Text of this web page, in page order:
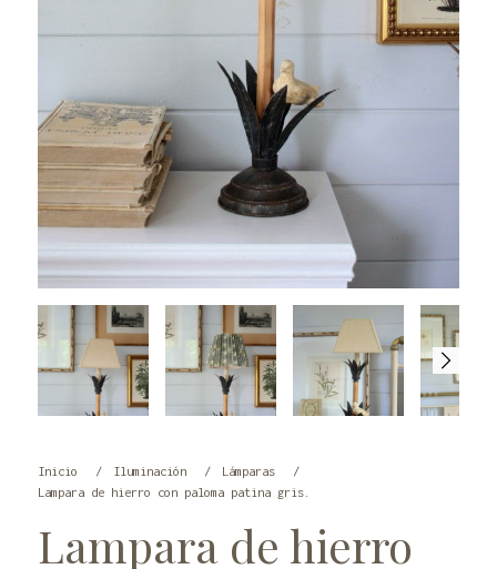
Inicio Iluminación
Lámparas
Lampara de hierro con paloma patina gris.
Lampara de hierro